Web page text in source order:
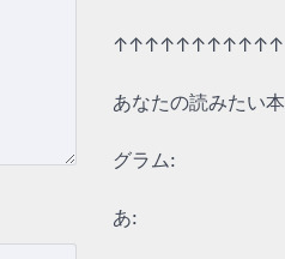
あなたの読みたい
グラム:
あ: